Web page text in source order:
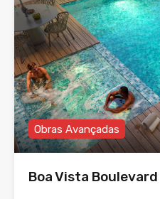
Obras Avançadas
Boa Vista Boulevard